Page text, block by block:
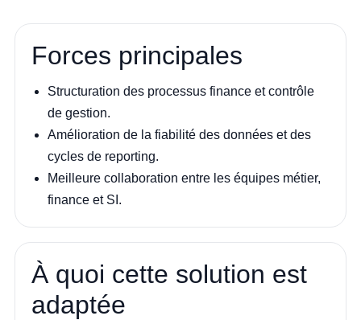
Forces principales
Structuration des processus finance et contrôle
de gestion.
Amélioration de la fiabilité des données et des
cycles de reporting.
Meilleure collaboration entre les équipes métier,
finance et SI.
À quoi cette solution est
adaptée